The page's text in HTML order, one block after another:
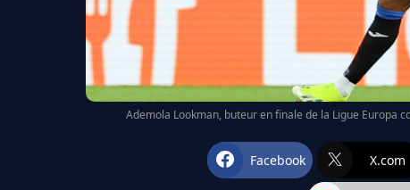
Ademola Lookman, buteur en finale de la Ligue Europa
Facebook X.com